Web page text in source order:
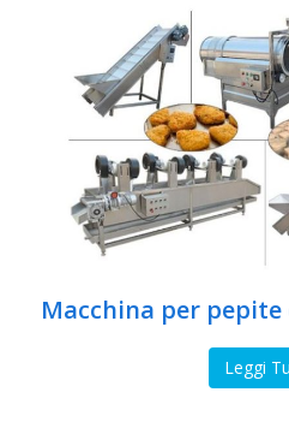
Macchina per
Leggi